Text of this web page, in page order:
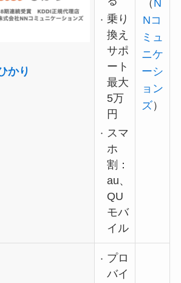
かり
乗り
換え
サポ
ート
最大
5万
円
スマ
ホ
割：
au、
QU
モバ
イル
（ N
Nコ
ミュ
ニケ
ーシ
ョン
ズ）
プロ
バイ